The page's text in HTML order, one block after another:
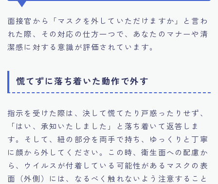
面接官から「マスクを外していただけますか」と言わ
れた際、その対応の仕方一つで、あなたのマナーや清
潔感に対する意識が評価されています。
慌てずに落ち着いた動作で外す
指示を受けた際は、決して慌てたり戸惑ったりせず、
「はい、承知いたしました」と落ち着いて返答しま
す。そして、紐の部分を両手で持ち、ゆっくりと丁寧
に顔から外してください。この時、衛生面への配慮か
ら、ウイルスが付着している可能性があるマスクの表
面（外側）には、なるべく触れないよう注意すること